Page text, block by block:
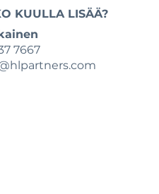
KUULLA LISÄÄ?
7667